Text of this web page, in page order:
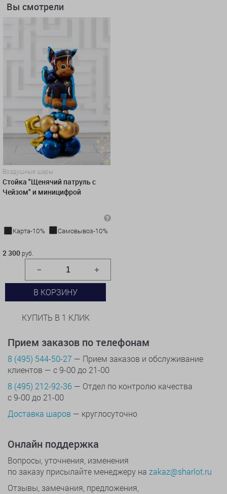
Вы смотрели
Воздушные шары
Стойка "Щенячий патруль с
Чейзом" и миницифрой
Карта-10%
Самовывоз-10%
2 300 руб.
В КОРЗИНУ
КУПИТЬ В 1 КЛИК
Прием заказов по телефонам
8 (495) 544-50-27 — Прием заказов и обслуживание
клиентов — с 9-00 до 21-00
8 (495) 212-92-36 — Отдел по контролю качества
с 9-00 до 21-00
Доставка шаров — круглосуточно
Онлайн поддержка
Вопросы, уточнения, изменения
по заказу присылайте менеджеру на zakaz@sharlot.ru
Отзывы, замечания, предложения,